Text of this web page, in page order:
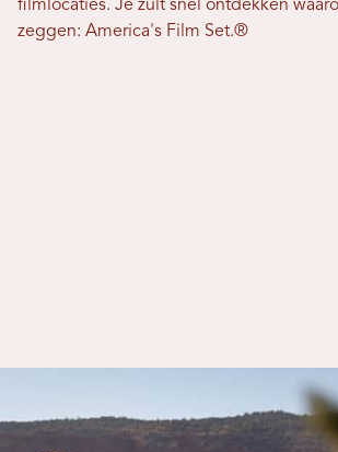
filmlocaties. Je zult snel ontdekken
zeggen: America's Film Set.®